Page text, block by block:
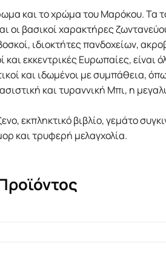
και το χρώμα του Μαρόκου. Τα
οι βασικοί χαρακτήρες
ιδιοκτήτες πανδοχείων,
εκκεντρικές Ευρωπαίες, είναι
και ιδωμένοι με συμπάθεια,
και τυραννική Μπι, η
εκπληκτικό βιβλίο, γεμάτο
και τρυφερή μελαγχολία.